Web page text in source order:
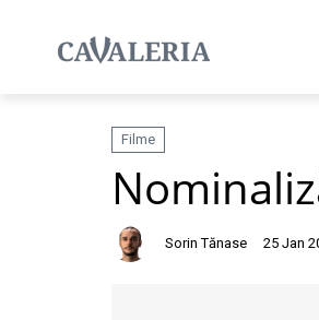
Filme
Sorin Tănase 25 Jan